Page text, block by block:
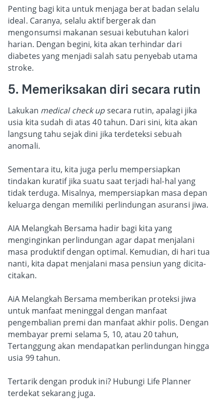
Penting bagi kita untuk menjaga berat badan selalu
ideal. Caranya, selalu aktif bergerak dan
mengonsumsi makanan sesuai kebutuhan kalori
harian. Dengan begini, kita akan terhindar dari
diabetes yang menjadi salah satu penyebab utama
stroke.
5. Memeriksakan diri secara rutin
Lakukan medical check upsecara rutin, apalagi jika
usia kita sudah di atas 40 tahun. Dari sini, kita akan
langsung tahu sejak dini jika terdeteksi sebuah
anomali.
Sementara itu, kita juga perlu mempersiapkan
tindakan kuratif jika suatu saat terjadi hal-hal yang
tidak terduga. Misalnya, mempersiapkan masa depan
keluarga dengan memiliki perlindungan asuransi jiwa.
AIA Melangkah Bersama hadir bagi kita yang
menginginkan perlindungan agar dapat menjalani
masa produktif dengan optimal. Kemudian, di hari tua
nanti, kita dapat menjalani masa pensiun yang dicita-
citakan.
AiA Melangkah Bersama memberikan proteksi jiwa
untuk manfaat meninggal dengan manfaat
pengembalian premi dan manfaat akhir polis. Dengan
membayar premi selama 5, 10, atau 20 tahun,
Tertanggung akan mendapatkan perlindungan hingga
usia 99 tahun.
Tertarik dengan produk ini? Hubungi Life Planner
terdekat sekarang juga.